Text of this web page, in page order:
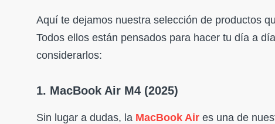
Aquí te dejamos nuestra selección de productos
Todos ellos están pensados para hacer tu día a
considerarlos:
1. MacBook Air M4 (2025)
Sin lugar a dudas, la MacBook Air es una de